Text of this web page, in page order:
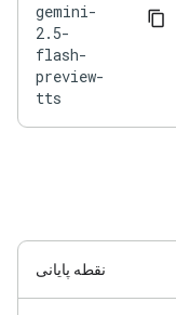
gemini-
2.5-
flash-
preview-
tts
نقطه پایانی